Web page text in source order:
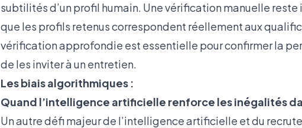
subtilités d’un profil humain. Une vérification manuelle reste
que les profils retenus correspondent réellement aux
vérification approfondie est essentielle pour confirmer la
de les inviter à un entretien.
Les biais algorithmiques :
Quand l’intelligence artificielle renforce les inégalités
Un autre défi majeur de l’intelligence artificielle et du